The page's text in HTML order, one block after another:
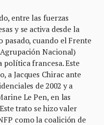
entre las fuerzas
y se activa desde la
pasado, cuando el Frente
Nacional)
política francesa. Este
a Jacques Chirac ante
de 2002 y a
Le Pen, en las
trato se hizo valer
como la coalición de